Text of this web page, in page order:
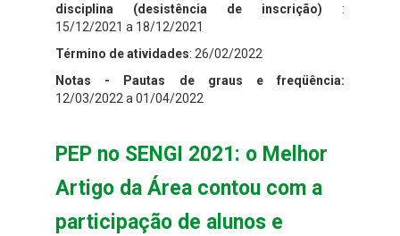
disciplina (desistência de inscrição) :
15/12/2021 a 18/12/2021
Término de atividades: 26/02/2022
Notas - Pautas de graus e freqüência:
12/03/2022 a 01/04/2022
PEP no SENGI 2021: o Melhor
Artigo da Área contou com a
participação de alunos e